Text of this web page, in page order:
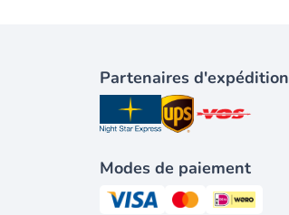
Partenaires d'expédition
Modes de paiement